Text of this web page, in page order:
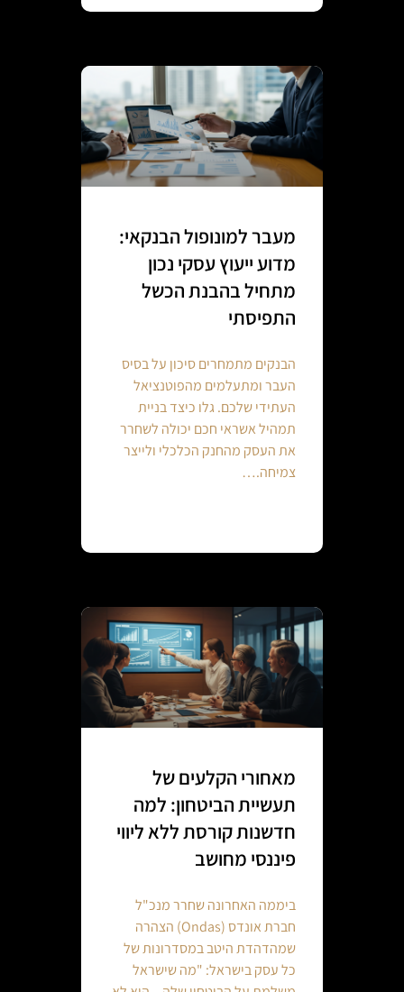
מעבר למונופול הבנקאי:
מדוע ייעוץ עסקי נכון
מתחיל בהבנת הכשל
התפיסתי
הבנקים מתמחרים סיכון על בסיס
העבר ומתעלמים מהפוטנציאל
העתידי שלכם. גלו כיצד בניית
תמהיל אשראי חכם יכולה לשחרר
את העסק מהחנק הכלכלי ולייצר
צמיחה.…
מאחורי הקלעים של
תעשיית הביטחון: למה
חדשנות קורסת ללא ליווי
פיננסי מחושב
ביממה האחרונה שחרר מנכ"ל
חברת אונדס (Ondas) הצהרה
שמהדהדת היטב במסדרונות של
כל עסק בישראל: "מה שישראל